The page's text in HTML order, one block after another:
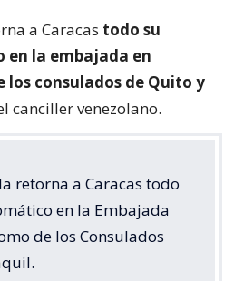
a Caracas todo su
en la embajada en
los consulados de Quito y
canciller venezolano.
retorna a Caracas todo
en la Embajada
de los Consulados